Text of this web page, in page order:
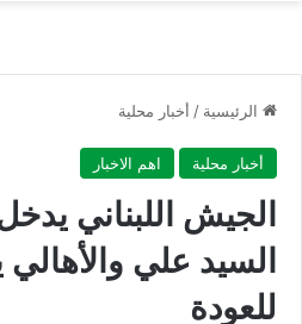
الرئيسية / أخبار محلية
أخبار محلية اهم الاخبار
الجيش اللبناني
السيد علي
للعودة